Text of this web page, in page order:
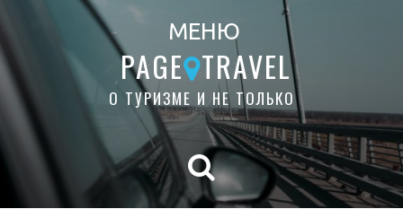
МЕНЮ
PAGE TRAVEL
О ТУРИЗМЕ И НЕ ТОЛЬКО